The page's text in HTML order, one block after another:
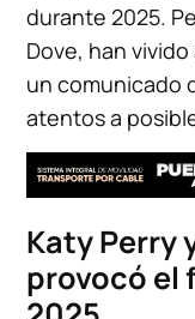
durante 2025.
Dove, han
un comunicado
atentos a
Katy Perry
provocó el